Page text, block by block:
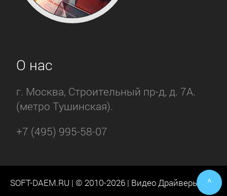
О нас
г. Москва, Строительный пр-д, д. 7А.
(метро Тушинская).
+7 (495) 995-58-07
SOFT-DAEM.RU | © 2010-2026 | Видео Драйверы ^